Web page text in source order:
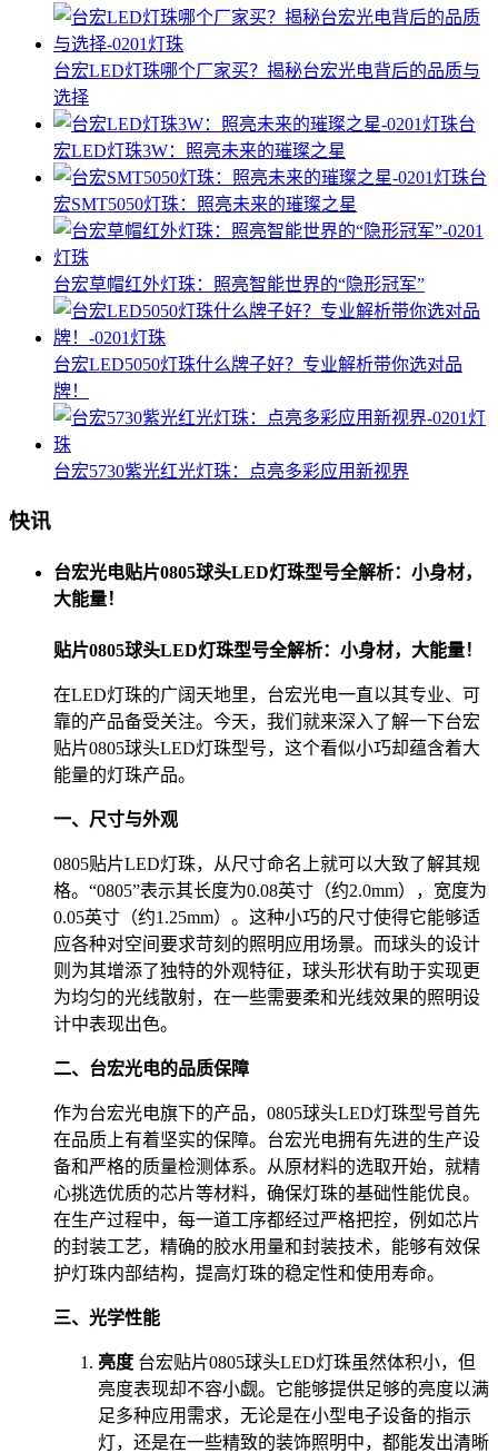
台宏LED灯珠哪个厂家买？揭秘台宏光电背后的品质与
选择
台
宏LED灯珠3W：照亮未来的璀璨之星
台
宏SMT5050灯珠：照亮未来的璀璨之星
台宏草帽红外灯珠：照亮智能世界的“隐形冠军”
台宏LED5050灯珠什么牌子好？专业解析带你选对品
牌！
台宏5730紫光红光灯珠：点亮多彩应用新视界
快讯
台宏光电贴片0805球头LED灯珠型号全解析：小身材，
大能量！
贴片0805球头LED灯珠型号全解析：小身材，大能量！
在LED灯珠的广阔天地里，台宏光电一直以其专业、可
靠的产品备受关注。今天，我们就来深入了解一下台宏
贴片0805球头LED灯珠型号，这个看似小巧却蕴含着大
能量的灯珠产品。
一、尺寸与外观
0805贴片LED灯珠，从尺寸命名上就可以大致了解其规
格。“0805”表示其长度为0.08英寸（约2.0mm），宽度为
0.05英寸（约1.25mm）。这种小巧的尺寸使得它能够适
应各种对空间要求苛刻的照明应用场景。而球头的设计
则为其增添了独特的外观特征，球头形状有助于实现更
为均匀的光线散射，在一些需要柔和光线效果的照明设
计中表现出色。
二、台宏光电的品质保障
作为台宏光电旗下的产品，0805球头LED灯珠型号首先
在品质上有着坚实的保障。台宏光电拥有先进的生产设
备和严格的质量检测体系。从原材料的选取开始，就精
心挑选优质的芯片等材料，确保灯珠的基础性能优良。
在生产过程中，每一道工序都经过严格把控，例如芯片
的封装工艺，精确的胶水用量和封装技术，能够有效保
护灯珠内部结构，提高灯珠的稳定性和使用寿命。
三、光学性能
亮度 台宏贴片0805球头LED灯珠虽然体积小，但
亮度表现却不容小觑。它能够提供足够的亮度以满
足多种应用需求，无论是在小型电子设备的指示
灯，还是在一些精致的装饰照明中，都能发出清晰